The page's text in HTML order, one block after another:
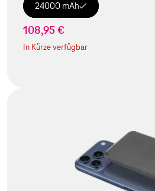
24000 mAh
108,95 €
In Kürze verfügbar